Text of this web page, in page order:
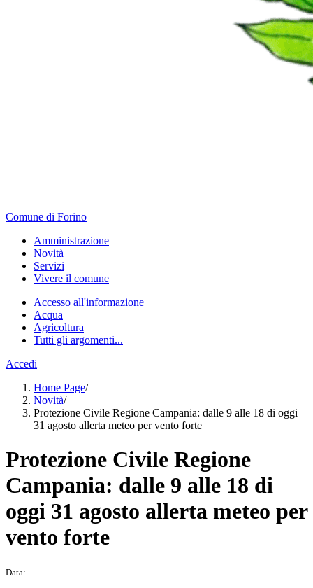
Comune di Forino
Amministrazione
Novità
Servizi
Vivere il comune
Accesso all'informazione
Acqua
Agricoltura
Tutti gli argomenti...
Accedi
Home Page/
Novità/
Protezione Civile Regione Campania: dalle 9 alle 18 di oggi
31 agosto allerta meteo per vento forte
Protezione Civile Regione
Campania: dalle 9 alle 18 di
oggi 31 agosto allerta meteo per
vento forte
Data: